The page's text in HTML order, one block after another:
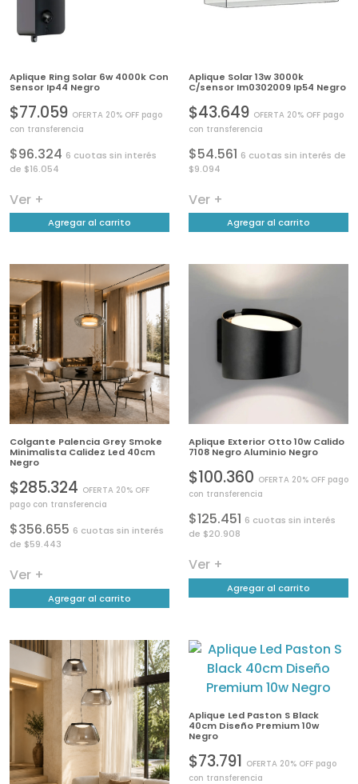
Aplique Ring Solar 6w 4000k Con
Sensor Ip44 Negro
$77.059 OFERTA 20% OFF pago
con transferencia
$96.324 6 cuotas sin interés
de $16.054
Ver +
Agregar al carrito
Aplique Solar 13w 3000k
C/sensor Im0302009 Ip54 Negro
$43.649 OFERTA 20% OFF pago
con transferencia
$54.561 6 cuotas sin interés de
$9.094
Ver +
Agregar al carrito
Colgante Palencia Grey Smoke
Minimalista Calidez Led 40cm
Negro
$285.324 OFERTA 20% OFF
pago con transferencia
$356.655 6 cuotas sin interés
de $59.443
Ver +
Agregar al carrito
Aplique Exterior Otto 10w Calido
7108 Negro Aluminio Negro
$100.360 OFERTA 20% OFF pago
con transferencia
$125.451 6 cuotas sin interés
de $20.908
Ver +
Agregar al carrito
Aplique Led Paston S Black
40cm Diseño Premium 10w
Negro
$73.791 OFERTA 20% OFF pago
con transferencia